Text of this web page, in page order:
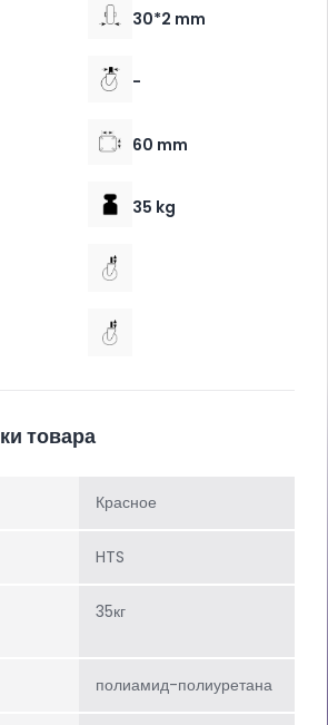
30*2 mm
-
60 mm
35 kg
товара
Красное
HTS
35кг
полиамид-полиуретана